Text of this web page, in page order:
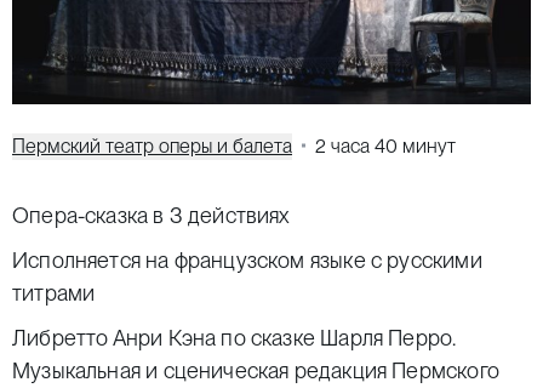
Пермский театр оперы и балета 2 часа 40 минут
Опера-сказка в 3 действиях
Исполняется на французском языке с русскими
титрами
Либретто Анри Кэна по сказке Шарля Перро.
Музыкальная и сценическая редакция Пермского